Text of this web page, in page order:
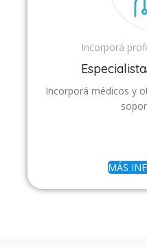
Incorporá
Incorporá médicos y
MÁS